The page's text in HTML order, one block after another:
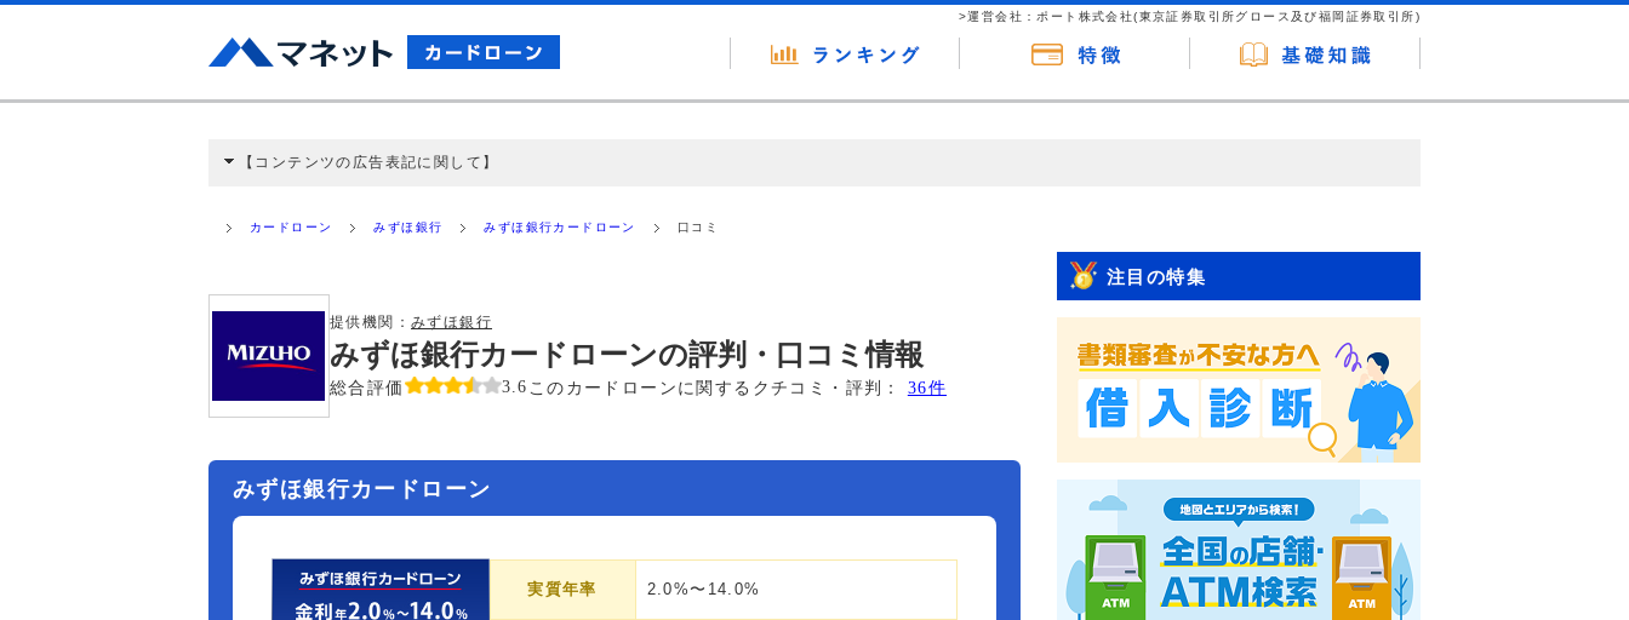
>運営会社：ポート株式会社(東京証券取引所グロース及び福岡証券取引所)
【コンテンツの広告表記に関して】
ミ収集などに基づき、公平性を担保した情報提供を行っています。
カードローン みずほ銀行 みずほ銀行カードローン 口コミ
提供機関： みずほ銀行
みずほ銀行カードローンの評判・口コミ情報
総合評価 3.6 このカードローンに関するクチコミ・評判： 36件
みずほ銀行カードローン
実質年率 2.0%〜14.0%
注目の特集